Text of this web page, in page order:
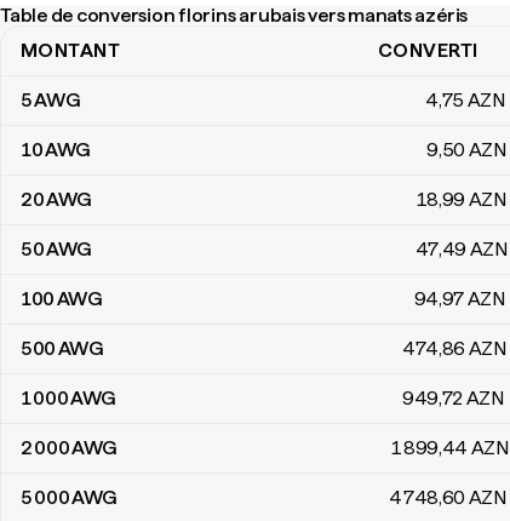
Table de conversion florins arubais vers manats azéris
Table de conversion florins arubais vers manats azéris
MONTANT CONVERTI
5AWG 4,75 AZN
10AWG 9,50 AZN
20AWG 18,99 AZN
50AWG 47,49 AZN
100AWG 94,97AZN
500AWG 474,86 AZN
1 000AWG 949,72AZN
2 000AWG 1 899,44 AZN
5 000AWG 4 748,60 AZN